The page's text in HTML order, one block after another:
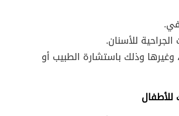
للأسنان.
وذلك باستشارة الطبيب أو
للأطفال